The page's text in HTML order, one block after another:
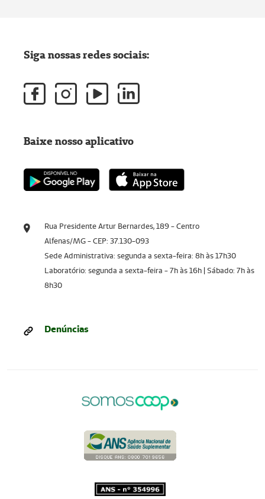
Rua Presidente Artur Bernardes, 189 - Centro
Alfenas/MG - CEP: 37.130-093
Sede Administrativa: segunda a sexta-feira: 8h às 17h30
Laboratório: segunda a sexta-feira - 7h às 16h | Sábado: 7h às
8h30
Denúncias
Siga nossas redes sociais:
Baixe nosso aplicativo